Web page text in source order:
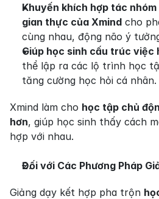
Khuyến khích hợp tác nhóm
gian thực của Xmind cho
cùng nhau, động não ý
Giúp học sinh cấu trúc việc
thể lập ra các lộ trình học
tăng cường học hỏi cá nhân.
Xmind làm cho học tập chủ
hơn, giúp học sinh thấy cách
hợp với nhau.
Đối với Các Phương Pháp
Giảng dạy kết hợp pha trộn